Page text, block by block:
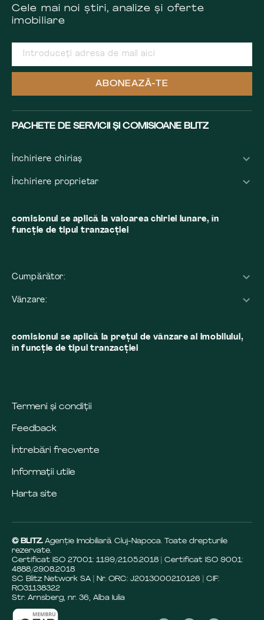
Cele mai noi știri, analize și oferte
imobiliare
ABONEAZĂ-TE
PACHETE DE SERVICII ȘI COMISIOANE BLITZ
Închiriere chiriaș
Închiriere proprietar
comisionul se aplică la valoarea chiriei lunare, în
funcție de tipul tranzacției
Cumpărător:
Vânzare:
comisionul se aplică la preţul de vânzare al imobilului,
în funcţie de tipul tranzacţiei
Termeni și condiții
Feedback
Întrebări frecvente
Informații utile
Harta site
© BLITZ. Agenție Imobiliară Cluj-Napoca. Toate drepturile
rezervate.
Certificat ISO 27001: 1199/21.05.2018 | Certificat ISO 9001:
4888/29.08.2018
SC Blitz Network SA | Nr. ORC: J2013000210126 | CIF:
RO31138322
Str. Arnsberg, nr. 36, Alba Iulia